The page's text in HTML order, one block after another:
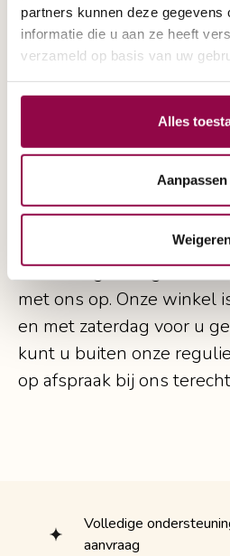
partners kunnen deze gegevens
informatie die u aan ze heeft
verzameld op basis van uw
Alles
Aanpassen
Bij de
alleen een scootmobiel
tevens het vertrouwde
complete onderhoud en
Wilt u meer informatie
of wilt u een prijsopgave?
Neemt u gerust geheel
met ons op. Onze winkel
en met zaterdag voor u
kunt u buiten onze
op afspraak bij ons
Volledige
aanvraag